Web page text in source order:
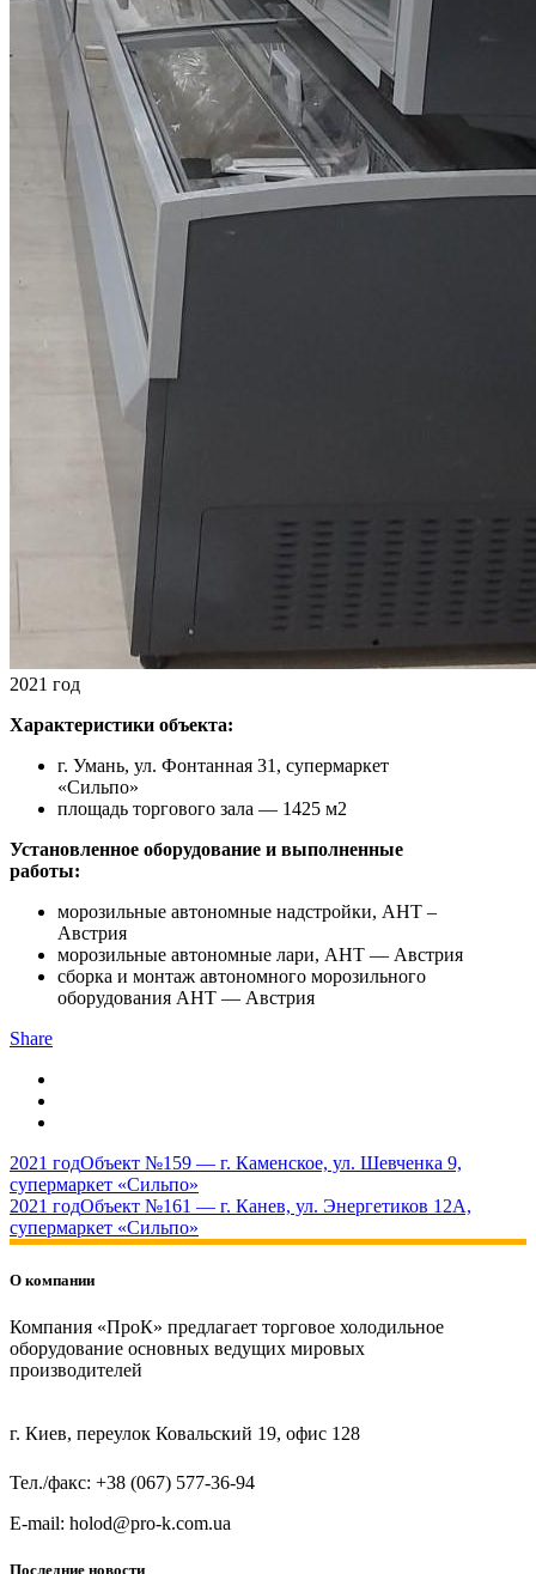
2021 год
Характеристики объекта:
г. Умань, ул. Фонтанная 31, супермаркет
«Сильпо»
площадь торгового зала — 1425 м2
Установленное оборудование и выполненные
работы:
морозильные автономные надстройки, AHT –
Австрия
морозильные автономные лари, AHT — Австрия
сборка и монтаж автономного морозильного
оборудования AHT — Австрия
Share
2021 годОбъект №159 — г. Каменское, ул. Шевченка 9,
супермаркет «Сильпо»
2021 годОбъект №161 — г. Канев, ул. Энергетиков 12А,
супермаркет «Сильпо»
О компании
Компания «ПроК» предлагает торговое холодильное
оборудование основных ведущих мировых
производителей
г. Киев, переулок Ковальский 19, офис 128
Тел./факс: +38 (067) 577-36-94
E-mail: holod@pro-k.com.ua
Последние новости